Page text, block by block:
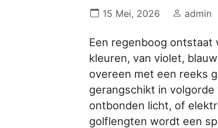
15 Mei, 2026 admin
Een regenboog
kleuren, van violet,
overeen met een reeks
gerangschikt in
ontbonden licht, of
golflengten wordt een